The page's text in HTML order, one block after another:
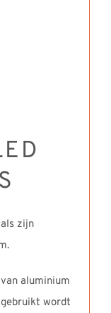
zijn
aluminium
wordt